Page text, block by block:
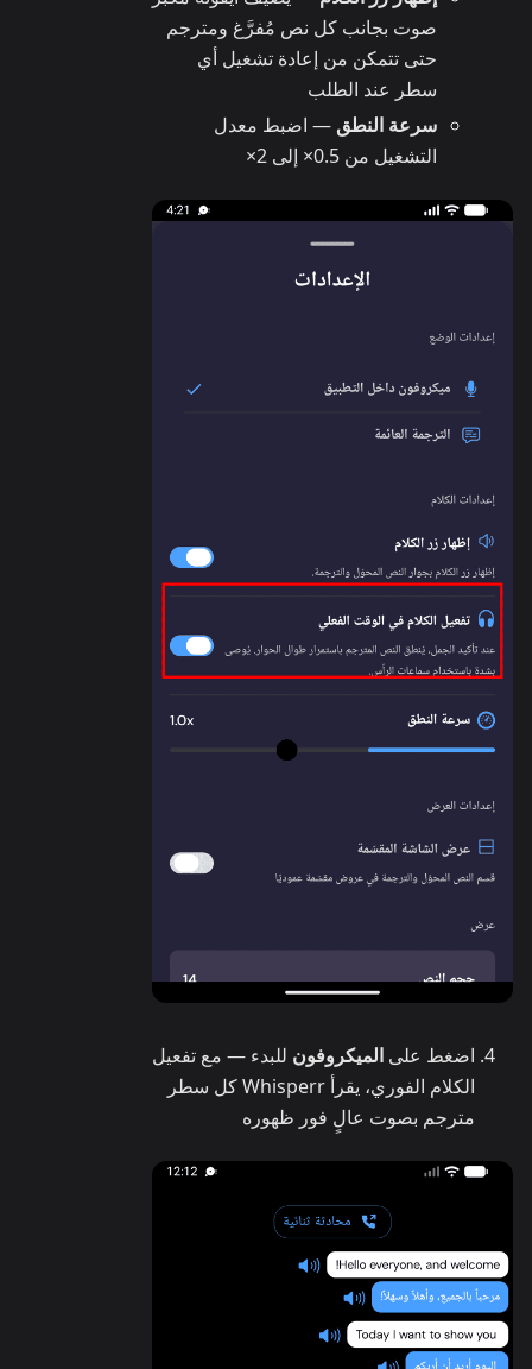
صوت بجانب كل نص مُفرَّغ ومترجم
حتى تتمكن من إعادة تشغيل أي
سطر عند الطلب
سرعة النطق — اضبط معدل
التشغيل من 0.5× إلى 2×
اضغط على الميكروفون للبدء — مع تفعيل
الكلام الفوري، يقرأ Whisperr كل سطر
مترجم بصوت عالٍ فور ظهوره